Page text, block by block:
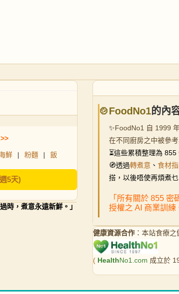
>>
鮮 | 粉麵 | 飯
5天)
過時，煮意永遠新鮮。」
🍲FoodNo1的內
✨FoodNo1 自 1999
在不同廚房之中被參
⏳這些累積整理為 855
🧭透過轉煮意 、 食材
搭，以後唔使再煩煮乜
「所有關於 855
授權之 AI 商業訓練
健康資源合作 ：本站食療
( HealthNo1.com 成立於